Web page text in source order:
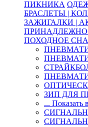
ПИКНИКА
БРАСЛЕТЫ |
ЗАЖИГАЛКИ |
ПОХОДНОЕ
ЗИП ДЛЯ
... Показать